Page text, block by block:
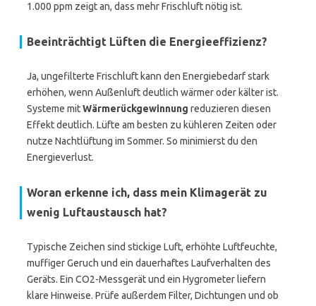
1.000 ppm zeigt an, dass mehr Frischluft nötig ist.
Beeinträchtigt Lüften die Energieeffizienz?
Ja, ungefilterte Frischluft kann den Energiebedarf stark
erhöhen, wenn Außenluft deutlich wärmer oder kälter ist.
Systeme mitWärmerückgewinnung reduzieren diesen
Effekt deutlich. Lüfte am besten zu kühleren Zeiten oder
nutze Nachtlüftung im Sommer. So minimierst du den
Energieverlust.
Woran erkenne ich, dass mein Klimagerät zu
wenig Luftaustausch hat?
Typische Zeichen sind stickige Luft, erhöhte Luftfeuchte,
muffiger Geruch und ein dauerhaftes Laufverhalten des
Geräts. Ein CO2-Messgerät und ein Hygrometer liefern
klare Hinweise. Prüfe außerdem Filter, Dichtungen und ob